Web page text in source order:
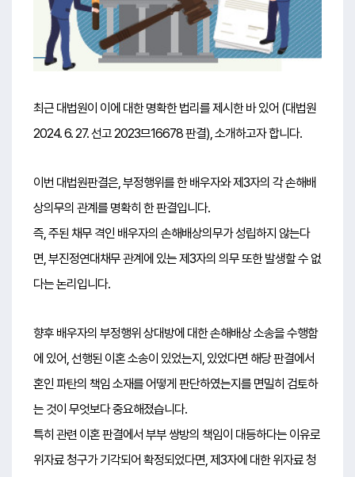
최근 대법원이 이에 대한 명확한 법리를 제시한 바 있어 (대법원
2024. 6. 27. 선고 2023므16678 판결), 소개하고자 합니다.
이번 대법원판결은, 부정행위를 한 배우자와 제3자의 각 손해배
상의무의 관계를 명확히 한 판결입니다.
즉, 주된 채무 격인 배우자의 손해배상의무가 성립하지 않는다
면, 부진정연대채무 관계에 있는 제3자의 의무 또한 발생할 수 없
다는 논리입니다.
향후 배우자의 부정행위 상대방에 대한 손해배상 소송을 수행함
에 있어, 선행된 이혼 소송이 있었는지, 있었다면 해당 판결에서
혼인 파탄의 책임 소재를 어떻게 판단하였는지를 면밀히 검토하
는 것이 무엇보다 중요해졌습니다.
특히 관련 이혼 판결에서 부부 쌍방의 책임이 대등하다는 이유로
위자료 청구가 기각되어 확정되었다면, 제3자에 대한 위자료 청